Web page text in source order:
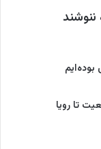
بوده‌ایم
تا رویا